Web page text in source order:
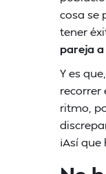
cosa se
tener
pareja
Y es
recorrer
ritmo,
¡Así